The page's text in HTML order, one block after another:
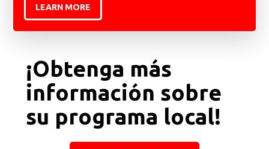
LEARN MORE
¡Obtenga más
información sobre
su programa local!